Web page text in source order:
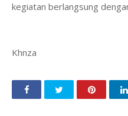
kegiatan berlangsung
Khnza